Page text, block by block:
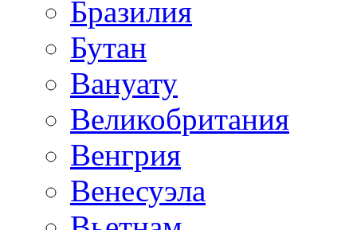
Бразилия
Бутан
Вануату
Великобритания
Венгрия
Венесуэла